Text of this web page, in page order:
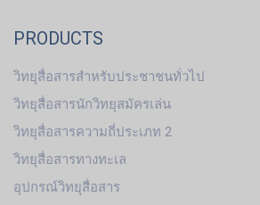
PRODUCTS
วิทยุสื่อสารสำหรับประชาชนทั่วไป
วิทยุสื่อสารนักวิทยุสมัครเล่น
วิทยุสื่อสารความถี่ประเภท 2
วิทยุสื่อสารทางทะเล
อุปกรณ์วิทยุสื่อสาร